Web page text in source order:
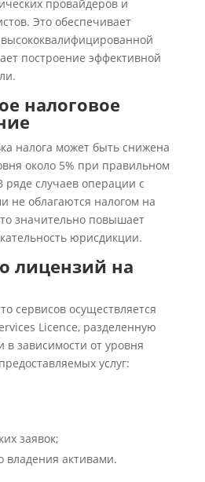
провайдеров и
Это обеспечивает
построение эффективной
налоговое
налога может быть снижена
около 5% при правильном
ряде случаев операции с
не облагаются налогом на
значительно повышает
юрисдикции.
лицензий на
сервисов осуществляется
Licence, разделенную
в зависимости от уровня
услуг:
заявок;
владения активами.